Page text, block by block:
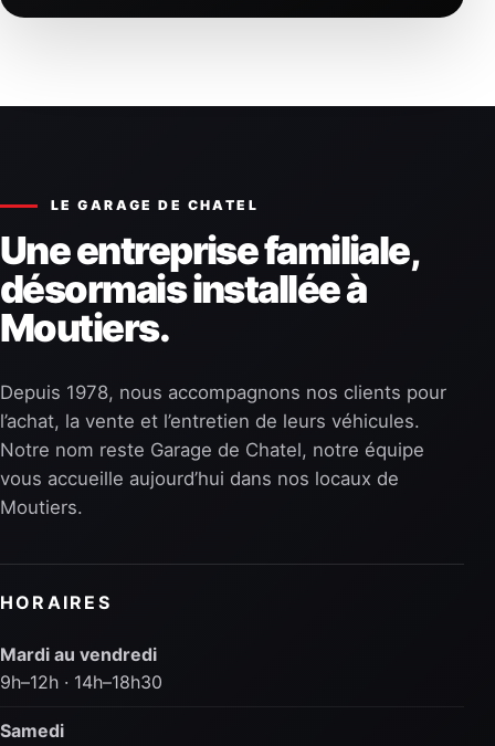
LE GARAGE DE CHATEL
Une entreprise familiale,
désormais installée à
Moutiers.
Depuis 1978, nous accompagnons nos clients pour
l’achat, la vente et l’entretien de leurs véhicules.
Notre nom reste Garage de Chatel, notre équipe
vous accueille aujourd’hui dans nos locaux de
Moutiers.
HORAIRES
Mardi au vendredi
9h–12h · 14h–18h30
Samedi